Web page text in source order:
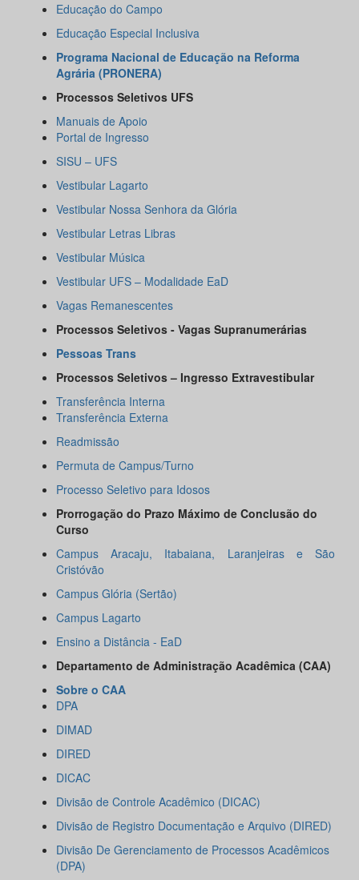
Educação do Campo
Educação Especial Inclusiva
Programa Nacional de Educação na Reforma
Agrária (PRONERA)
Processos Seletivos UFS
Manuais de Apoio
Portal de Ingresso
SISU – UFS
Vestibular Lagarto
Vestibular Nossa Senhora da Glória
Vestibular Letras Libras
Vestibular Música
Vestibular UFS – Modalidade EaD
Vagas Remanescentes
Processos Seletivos - Vagas Supranumerárias
Pessoas Trans
Processos Seletivos – Ingresso Extravestibular
Transferência Interna
Transferência Externa
Readmissão
Permuta de Campus/Turno
Processo Seletivo para Idosos
Prorrogação do Prazo Máximo de Conclusão do
Curso
Campus Aracaju, Itabaiana, Laranjeiras e São
Cristóvão
Campus Glória (Sertão)
Campus Lagarto
Ensino a Distância - EaD
Departamento de Administração Acadêmica (CAA)
Sobre o CAA
DPA
DIMAD
DIRED
DICAC
Divisão de Controle Acadêmico (DICAC)
Divisão de Registro Documentação e Arquivo (DIRED)
Divisão De Gerenciamento de Processos Acadêmicos
(DPA)